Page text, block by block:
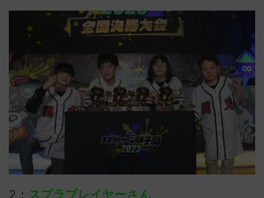
2： スプラプレイヤーさん